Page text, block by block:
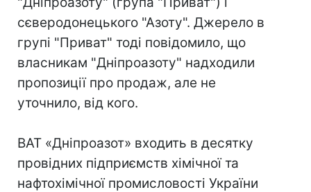
сєверодонецького "Азоту". Джерело в
групі "Приват" тоді повідомило, що
власникам "Дніпроазоту" надходили
пропозиції про продаж, але не
уточнило, від кого.
ВАТ «Дніпроазот» входить в десятку
провідних підприємств хімічної та
нафтохімічної промисловості України